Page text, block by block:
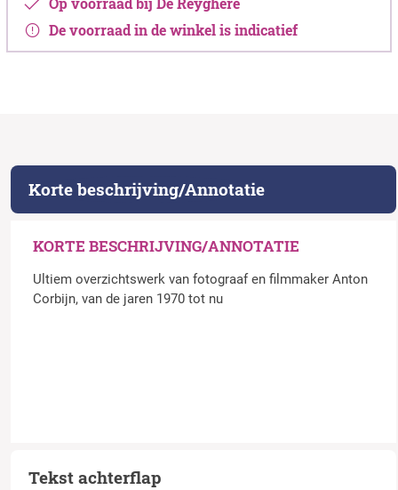
De voorraad in de winkel is indicatief
Korte beschrijving/Annotatie
KORTE BESCHRIJVING/ANNOTATIE
Ultiem overzichtswerk van fotograaf en filmmaker Anton
Corbijn, van de jaren 1970 tot nu
Tekst achterflap